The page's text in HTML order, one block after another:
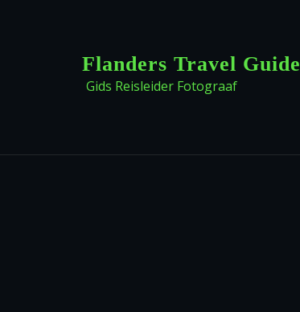
Flanders Travel Guide
Gids Reisleider Fotograaf